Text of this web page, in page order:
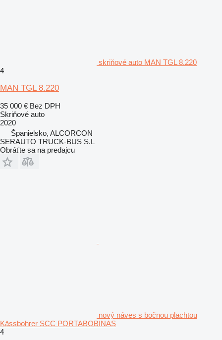
skriňové auto MAN TGL 8.220
4
MAN TGL 8.220
35 000 € Bez DPH
Skriňové auto
2020
Španielsko, ALCORCON
SERAUTO TRUCK-BUS S.L
Obráťte sa na predajcu
nový náves s bočnou plachtou
Kässbohrer SCC PORTABOBINAS
4